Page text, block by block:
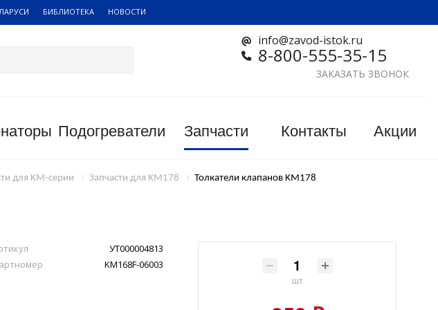
БИБЛИОТЕКА НОВОСТИ
info@zavod-istok.ru
8-800-555-35-15
ЗАКАЗАТЬ ЗВОНОК
Подогреватели Запчасти Контакты Акции
для KM-серии Запчасти для KM178 Толкатели клапанов KM178
УТ000004813
KM168F-06003
шт